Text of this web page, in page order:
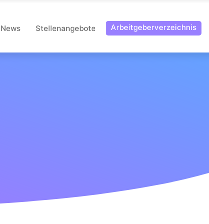
News Stellenangebote Arbeitgeberverzeichnis